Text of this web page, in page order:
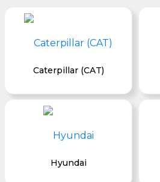
Caterpillar (CAT)
Hyundai